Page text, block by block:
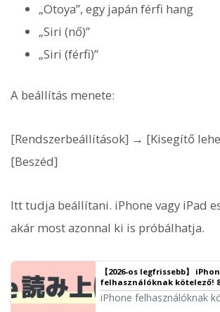
„Otoya”, egy japán férfi hang
„Siri (nő)”
„Siri (férfi)”
A beállítás menete:
[Rendszerbeállítások] → [Kisegítő
[Beszéd]
Itt tudja beállítani. iPhone vagy iPad
akár most azonnal ki is próbálhatja.
【2026-os legfrissebb】
felhasználóknak kötelező!
automatikus
összehasonlítása
iPhone felhasználóknak